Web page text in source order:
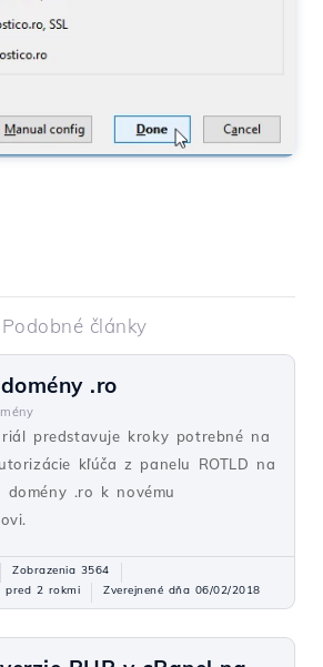
Podobné články
.ro
predstavuje kroky potrebné na
kľúča z panelu ROTLD na
domény .ro k novému
Zobrazenia 3564
pred 2 rokmi
Zverejnené dňa 06/02/2018